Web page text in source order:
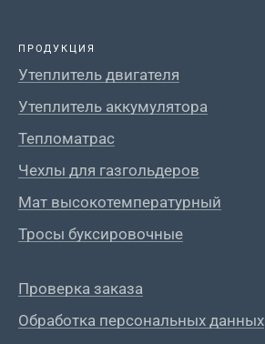
ПРОДУКЦИЯ
Утеплитель двигателя
Утеплитель аккумулятора
Тепломатрас
Чехлы для газгольдеров
Мат высокотемпературный
Тросы буксировочные
Проверка заказа
Обработка персональных данных